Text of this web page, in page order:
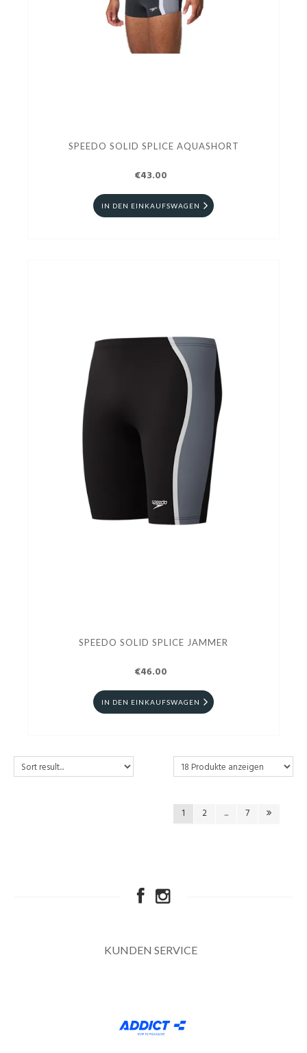
SPEEDO SOLID SPLICE AQUASHORT
€43.00
IN DEN EINKAUFSWAGEN
SPEEDO SOLID SPLICE JAMMER
€46.00
IN DEN EINKAUFSWAGEN
1 2 ... 7
KUNDEN SERVICE